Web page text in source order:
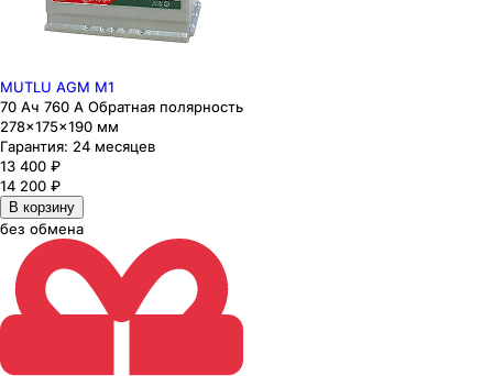
MUTLU AGM M1
70 Ач 760 А Обратная полярность
278×175×190 мм
Гарантия: 24 месяцев
13 400 ₽
14 200 ₽
В корзину
без обмена